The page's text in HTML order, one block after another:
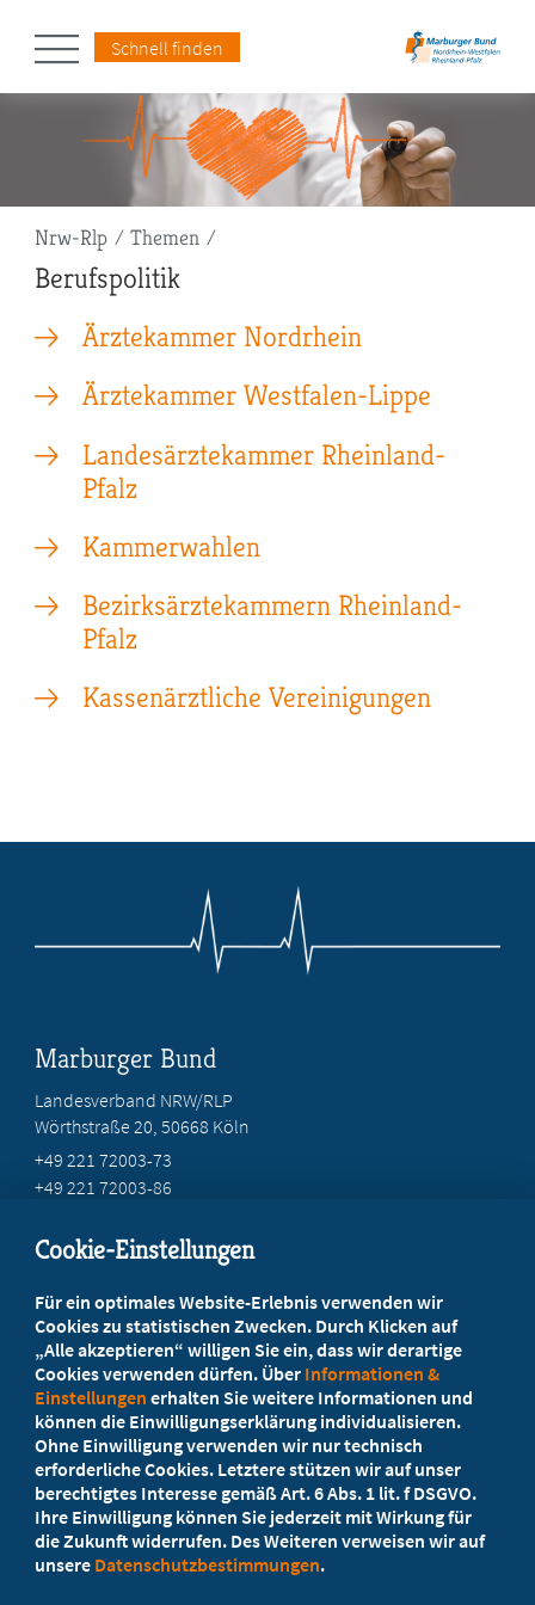
Schnell finden
Pfadnavigation
Nrw-Rlp Themen
Berufspolitik
Ärztekammer Nordrhein
Ärztekammer Westfalen-Lippe
Landesärztekammer Rheinland-
Pfalz
Kammerwahlen
Bezirksärztekammern Rheinland-
Pfalz
Kassenärztliche Vereinigungen
Marburger Bund
Landesverband NRW/RLP
Wörthstraße 20, 50668 Köln
+49 221 72003-73
+49 221 72003-86
Ihr Landesverband berät Sie!
Ansprechpartner
Werden Sie jetzt Mitglied
5 Vorteile einer MB-Mitgliedschaft
Cookie-Einstellungen
Für ein optimales Website-Erlebnis verwenden wir
Cookies zu statistischen Zwecken. Durch Klicken auf
„Alle akzeptieren“ willigen Sie ein, dass wir derartige
Cookies verwenden dürfen. Über Informationen &
Einstellungen erhalten Sie weitere Informationen und
können die Einwilligungserklärung individualisieren.
Ohne Einwilligung verwenden wir nur technisch
erforderliche Cookies. Letztere stützen wir auf unser
berechtigtes Interesse gemäß Art. 6 Abs. 1 lit. f DSGVO.
Ihre Einwilligung können Sie jederzeit mit Wirkung für
die Zukunft widerrufen. Des Weiteren verweisen wir auf
unsere Datenschutzbestimmungen.